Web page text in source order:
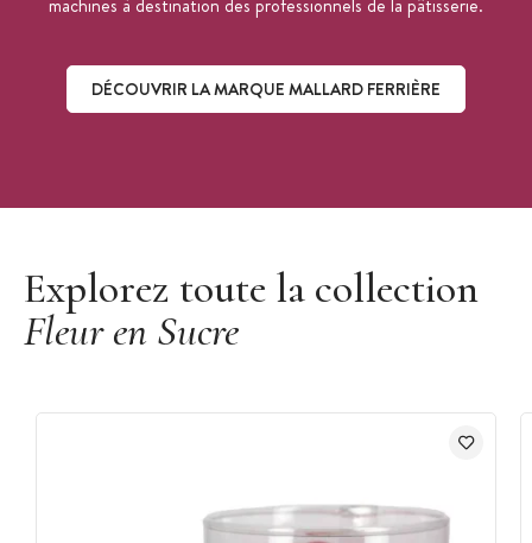
machines à destination des professionnels de la pâtisserie.
DÉCOUVRIR LA MARQUE MALLARD FERRIÈRE
Explorez toute la collection
Fleur en Sucre